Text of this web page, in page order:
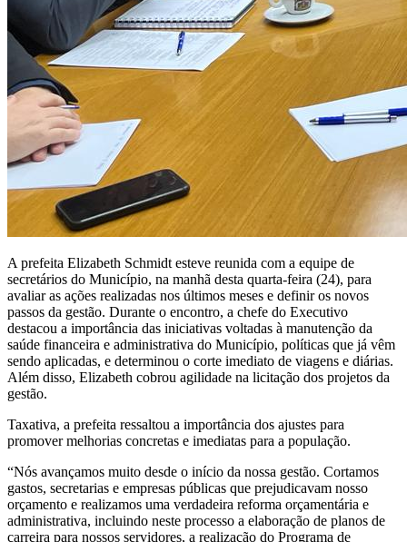
A prefeita Elizabeth Schmidt esteve reunida com a equipe de
secretários do Município, na manhã desta quarta-feira (24), para
avaliar as ações realizadas nos últimos meses e definir os novos
passos da gestão. Durante o encontro, a chefe do Executivo
destacou a importância das iniciativas voltadas à manutenção da
saúde financeira e administrativa do Município, políticas que já vêm
sendo aplicadas, e determinou o corte imediato de viagens e diárias.
Além disso, Elizabeth cobrou agilidade na licitação dos projetos da
gestão.
Taxativa, a prefeita ressaltou a importância dos ajustes para
promover melhorias concretas e imediatas para a população.
“Nós avançamos muito desde o início da nossa gestão. Cortamos
gastos, secretarias e empresas públicas que prejudicavam nosso
orçamento e realizamos uma verdadeira reforma orçamentária e
administrativa, incluindo neste processo a elaboração de planos de
carreira para nossos servidores, a realização do Programa de